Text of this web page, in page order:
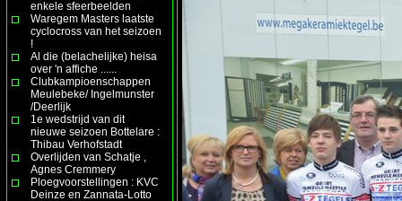
enkele sfeerbeelden
Waregem Masters laatste
cyclocross van het seizoen
!
Al die (belachelijke) heisa
over 'n affiche ......
Clubkampioenschappen
Meulebeke/ Ingelmunster
/Deerlijk
1e wedstrijd van dit
nieuwe seizoen Bottelare :
Thibau Verhofstadt
Overlijden van Schatje ,
Agnes Cremmery
Ploegvoorstellingen : KVC
Deinze en Zannata-Lotto